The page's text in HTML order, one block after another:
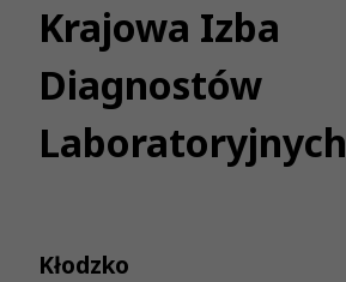
Krajowa Izba
Diagnostów
Laboratoryjnych
Kłodzko